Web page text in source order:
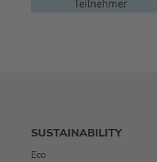
SUSTAINABILITY
Eco